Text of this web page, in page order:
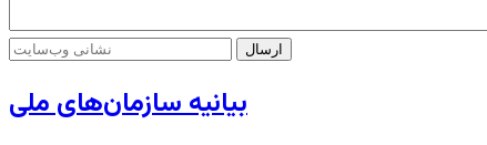
بیانیه سازمان‌های ملی